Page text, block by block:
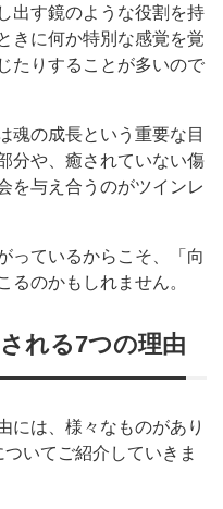
出す鏡のような役割を持
きに何か特別な感覚を覚
たりすることが多いので
魂の成長という重要な目
分や、癒されていない傷
を与え合うのがツインレ
っているからこそ、「向
るのかもしれません。
れる7つの理由
には、様々なものがあり
いてご紹介していきま